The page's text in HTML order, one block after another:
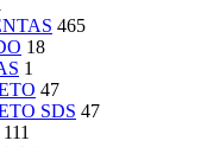
465
18
1
47
SDS 47
111